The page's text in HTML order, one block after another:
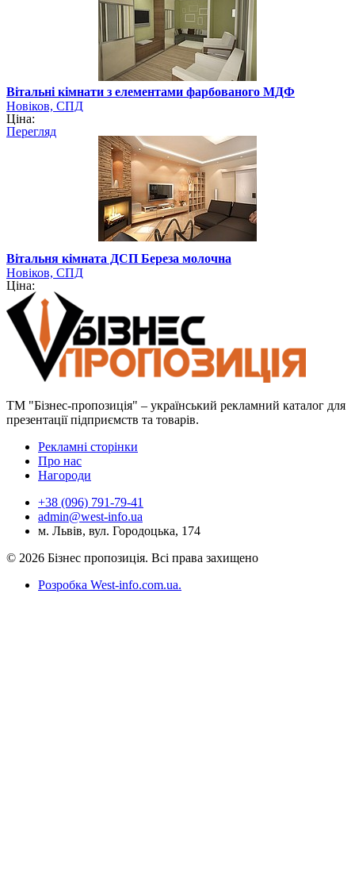
Вітальні кімнати з елементами фарбованого МДФ
Новіков, СПД
Ціна:
Перегляд
Вітальня кімната ДСП Береза молочна
Новіков, СПД
Ціна:
ТМ "Бізнес-пропозиція" – український рекламний каталог для
презентації підприємств та товарів.
Рекламні сторінки
Про нас
Нагороди
+38 (096) 791-79-41
admin@west-info.ua
м. Львів, вул. Городоцька, 174
© 2026 Бізнес пропозиція. Всі права захищено
Розробка West-info.com.ua.